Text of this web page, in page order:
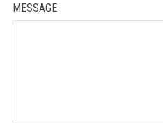
MESSAGE